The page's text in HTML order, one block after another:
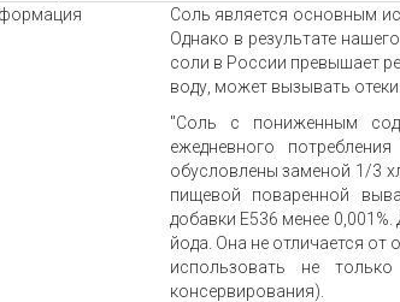
Соль является основным
Однако в результате
соли в России превышает
воду, может вызывать отеки
"Соль с пониженным
ежедневного
обусловлены заменой 1/3
пищевой поваренной
добавки E536 менее
йода. Она не отличается от
использовать не
консервирования).